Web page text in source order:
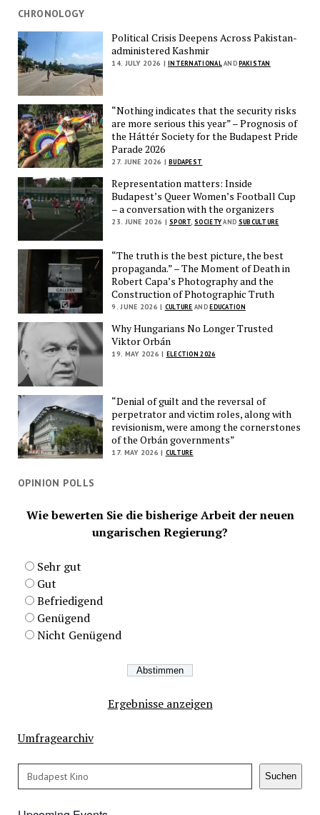
CHRONOLOGY
Political Crisis Deepens Across Pakistan-
administered Kashmir
14. JULY 2026 | INTERNATIONALANDPAKISTAN
“Nothing indicates that the security risks
are more serious this year” – Prognosis of
the Háttér Society for the Budapest Pride
Parade 2026
27. JUNE 2026 | BUDAPEST
Representation matters: Inside
Budapest’s Queer Women’s Football Cup
– a conversation with the organizers
23. JUNE 2026 | SPORT SOCIETYAND SUBCULTURE
“The truth is the best picture, the best
propaganda.” – The Moment of Death in
Robert Capa’s Photography and the
Construction of Photographic Truth
9. JUNE 2026 | CULTURE ANDEDUCATION
Why Hungarians No Longer Trusted
Viktor Orbán
19. MAY 2026 | ELECTION 2026
“Denial of guilt and the reversal of
perpetrator and victim roles, along with
revisionism, were among the cornerstones
of the Orbán governments”
17. MAY 2026 | CULTURE
OPINION POLLS
Wie bewerten Sie die bisherige Arbeit der neuen
ungarischen Regierung?
Sehr gut
Gut
Befriedigend
Genügend
Nicht Genügend
Ergebnisse anzeigen
Umfragearchiv
Search Suchen